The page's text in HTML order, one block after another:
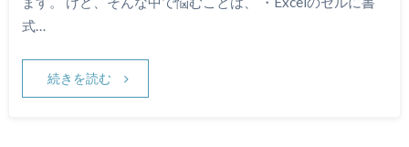
式…
続きを読む